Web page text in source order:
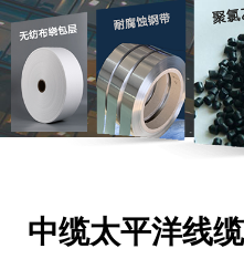
中缆太平洋线